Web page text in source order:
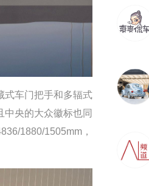
车门把手和多辐式
央的大众徽标也同
1880/1505mm，